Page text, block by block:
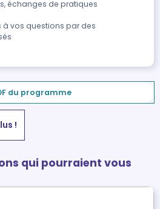
échanges de pratiques
à vos questions par des
du programme
!
qui pourraient vous